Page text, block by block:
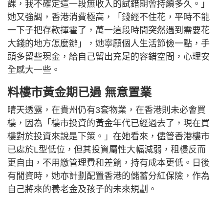
課，我不確定這一段無收入的試錯期會持續多久。」
她又強調，香港消費極高，「錢經不住花，平時不能
一下子把存款揮霍了，萬一這段時間突然遇到需要花
大錢的地方怎麼辦」，她寧願個人生活節儉一點，手
頭多留些現金，給自己留出充足的容錯空間，心理安
全感大一些。
料樓市黃金期已過 無意置業
晴天透露，在貴州仍有3套物業，在香港則未必會買
樓，因為「樓市投資的黃金年代已經過去了，現在買
樓對於投資來說是下策。」在她看來，儘管香港樓市
已處於L型低位，但其投資屬性大幅減弱，租樓反而
更自由，不用繳管理費和差餉，持有成本更低。日後
有閒資時，她亦計劃配置香港的儲蓄分紅保險，作為
自己將來的養老金及孩子的未來規劃。